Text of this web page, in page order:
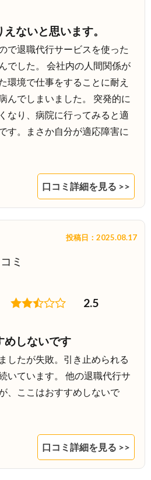
ないと思います。
で退職代行サービスを使った
でした。 会社内の人間関係が
環境で仕事をすることに耐え
んでしまいました。 突発的に
なり、病院に行ってみると適
す。まさか自分が適応障害に
口コミ詳細を見る >>
ミ
投稿日：2025.08.17
2.5
めしないです
したが失敗。引き止められる
いています。 他の退職代行サ
、ここはおすすめしないで
口コミ詳細を見る >>